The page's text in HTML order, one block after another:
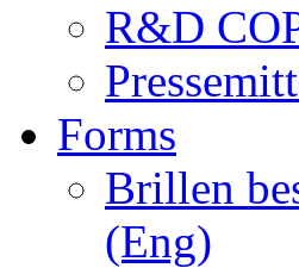
R&D
Forms
Brillen
(Eng)